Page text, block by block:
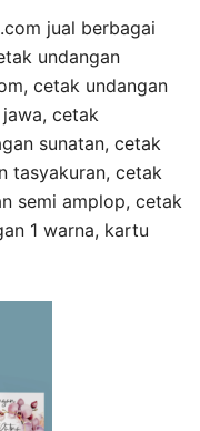
jual berbagai
undangan
cetak undangan
cetak
sunatan, cetak
tasyakuran, cetak
semi amplop, cetak
1 warna, kartu